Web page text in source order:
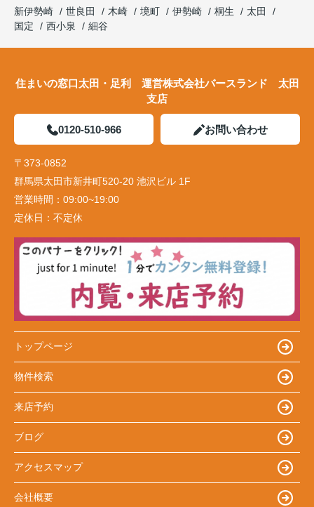
新伊勢崎
世良田 木崎 境町 伊勢崎 桐生
太田
国定
西小泉 細谷
住まいの窓口太田・足利 運営株式会社バースランド 太田
支店
0120-510-966 お問い合わせ
〒373-0852
群馬県太田市新井町520-20 池沢ビル 1F
営業時間： 09:00~19:00
定休日： 不定休
トップページ
物件検索
来店予約
ブログ
アクセスマップ
会社概要